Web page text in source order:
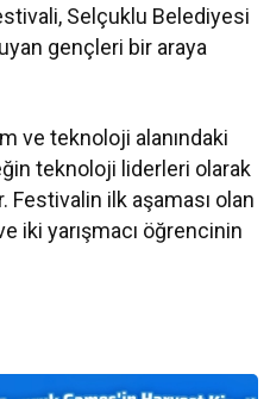
Selçuklu Belediyesi
gençleri bir araya
ve teknoloji alanındaki
teknoloji liderleri olarak
ilk aşaması olan
iki yarışmacı öğrencinin